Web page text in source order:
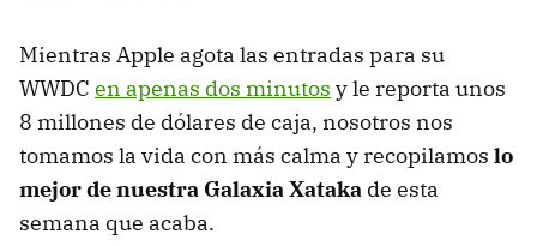
Mientras Apple agota las entradas para su
WWDC en apenas dos minutos y le reporta unos
8 millones de dólares de caja, nosotros nos
tomamos la vida con más calma y recopilamos lo
mejor de nuestra Galaxia Xataka de esta
semana que acaba.